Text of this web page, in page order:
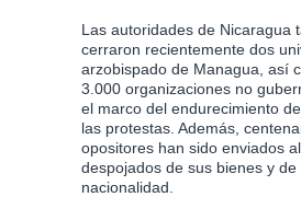
Las autoridades de Nicaragua
cerraron recientemente dos
arzobispado de Managua, así
3.000 organizaciones no
el marco del endurecimiento
las protestas. Además,
opositores han sido enviados
despojados de sus bienes y de
nacionalidad.